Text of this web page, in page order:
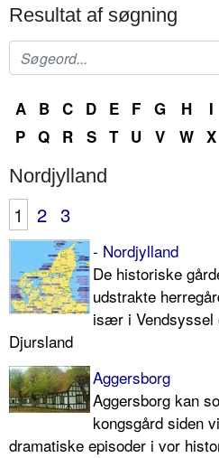
Resultat af søgning
A B C D E F G H I
P Q R S T U V W X
Nordjylland
1 2 3
- Nordjylland
De historiske
udstrakte
især i Vendsyssel
Djursland
Aggersborg
Aggersborg kan
kongsgård siden
dramatiske episoder i vor